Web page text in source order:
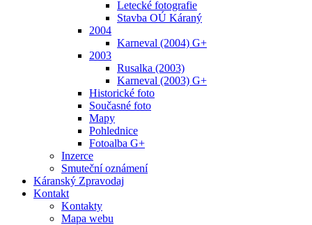
Letecké fotografie
Stavba OÚ Káraný
2004
Karneval (2004) G+
2003
Rusalka (2003)
Karneval (2003) G+
Historické foto
Současné foto
Mapy
Pohlednice
Fotoalba G+
Inzerce
Smuteční oznámení
Káranský Zpravodaj
Kontakt
Kontakty
Mapa webu